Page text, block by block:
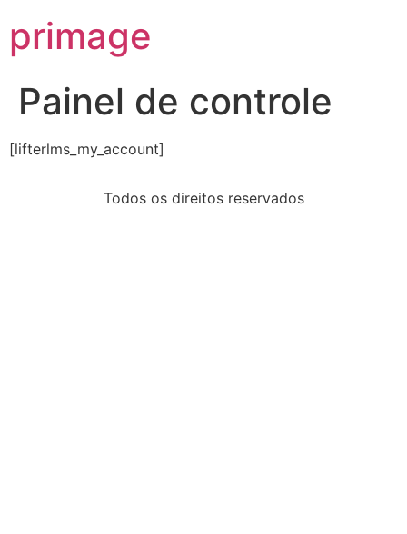
primage
Painel de controle
[lifterlms_my_account]
Todos os direitos reservados